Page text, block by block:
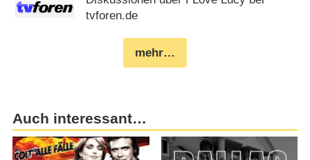
tvforen.de
mehr…
Auch interessant…